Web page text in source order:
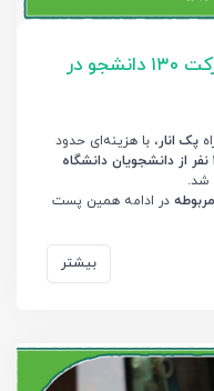
بسته‌بندی و توزیع ارزاق با مشارکت ۱۳۰ دانشجو در
پک انار، با هزینه‌ای حدود
۱۳۰ نفر از دانشجویان دانشگاه
شد.
در ادامه همین پست
بیشتر